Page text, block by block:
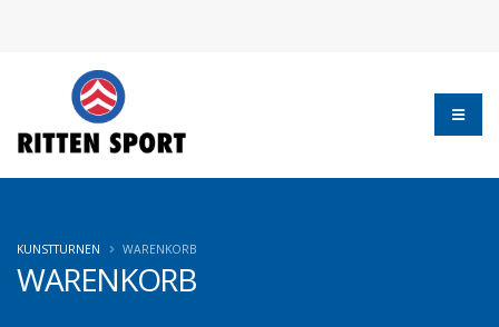
WARENKORB
KUNSTTURNEN WARENKORB